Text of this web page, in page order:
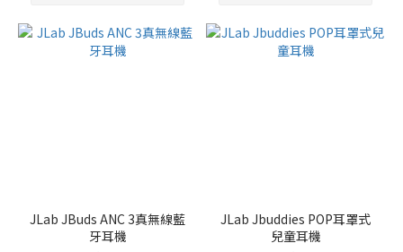
JLab JBuds ANC 3真無線藍
牙耳機
JLab Jbuddies POP耳罩式
兒童耳機